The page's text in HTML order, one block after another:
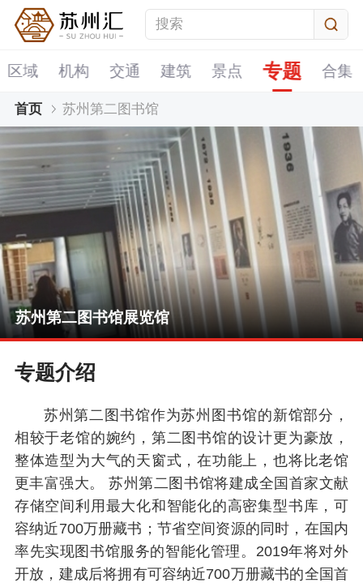
区域 机构 交通 建筑 景点 专题 合集
首页 苏州第二图书馆
苏州第二图书馆展览馆
苏州第二图书馆数字体验馆
苏州第二图书馆音乐图书馆
苏州第二图书馆设计图书馆
苏州第二图书馆展览馆
专题介绍
苏州第二图书馆作为苏州图书馆的新馆部分，
相较于老馆的婉约，第二图书馆的设计更为豪放，
整体造型为大气的天窗式，在功能上，也将比老馆
更丰富强大。 苏州第二图书馆将建成全国首家文献
存储空间利用最大化和智能化的高密集型书库，可
容纳近700万册藏书；节省空间资源的同时，在国内
率先实现图书馆服务的智能化管理。2019年将对外
开放，建成后将拥有可容纳近700万册藏书的全国首